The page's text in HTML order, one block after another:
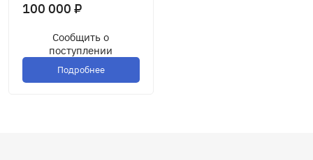
100 000 ₽
Сообщить о
поступлении
Подробнее